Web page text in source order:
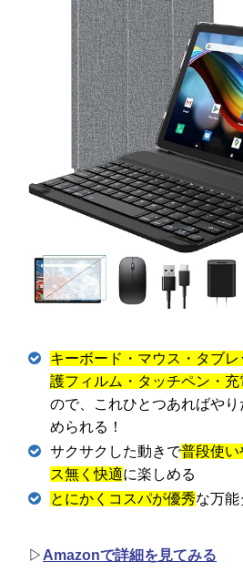
キーボード・マウス・タブ
護フィルム・タッチペン・充
ので、これひとつあればや
められる！
サクサクした動きで普段使い
ス無く快適に楽しめる
とにかくコスパが優秀な万能
▷ Amazonで詳細を見てみる